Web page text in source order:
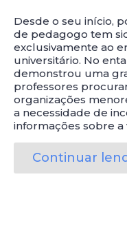
Desde o seu início,
de pedagogo tem
exclusivamente ao
universitário. No
demonstrou uma
professores
organizações
a necessidade de
informações sobre
Continuar